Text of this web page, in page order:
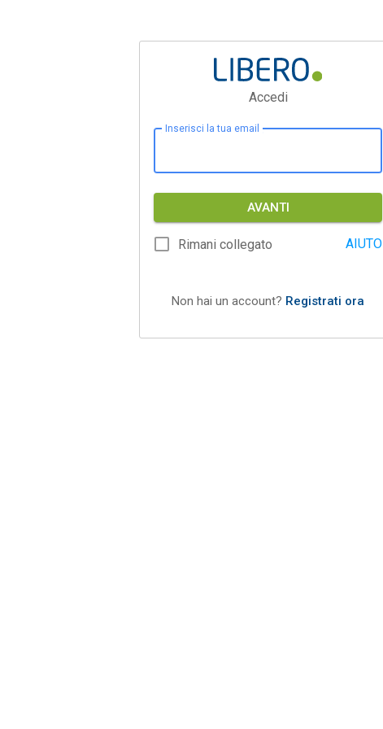
Accedi
Inserisci la tua email
AVANTI
Rimani collegato AIUTO
Non hai un account? Registrati ora